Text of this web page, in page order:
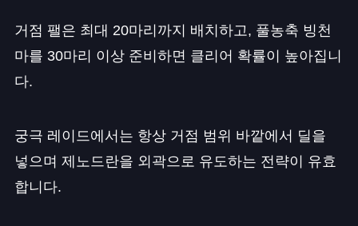
거점 팰은 최대 20마리까지 배치하고, 풀농축 빙천
마를 30마리 이상 준비하면 클리어 확률이 높아집니
다.
궁극 레이드에서는 항상 거점 범위 바깥에서 딜을
넣으며 제노드란을 외곽으로 유도하는 전략이 유효
합니다.